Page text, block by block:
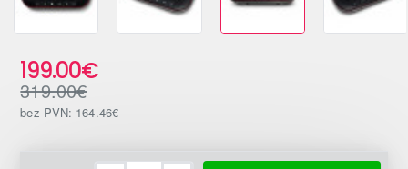
199.00€
319.00€
bez PVN: 164.46€